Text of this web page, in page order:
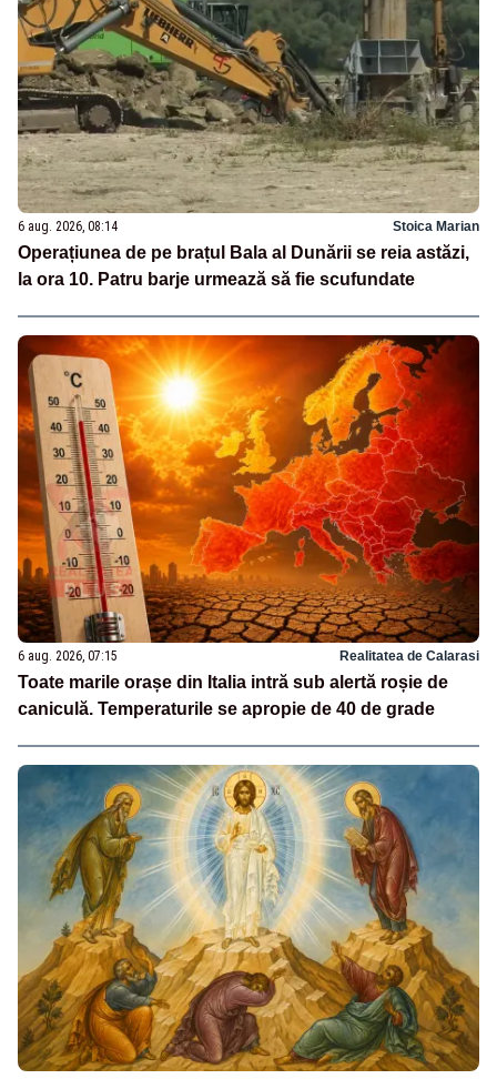
6 aug. 2026, 08:14 Stoica Marian
Operațiunea de pe brațul Bala al Dunării se reia astăzi,
la ora 10. Patru barje urmează să fie scufundate
6 aug. 2026, 07:15 Realitatea de Calarasi
Toate marile orașe din Italia intră sub alertă roșie de
caniculă. Temperaturile se apropie de 40 de grade